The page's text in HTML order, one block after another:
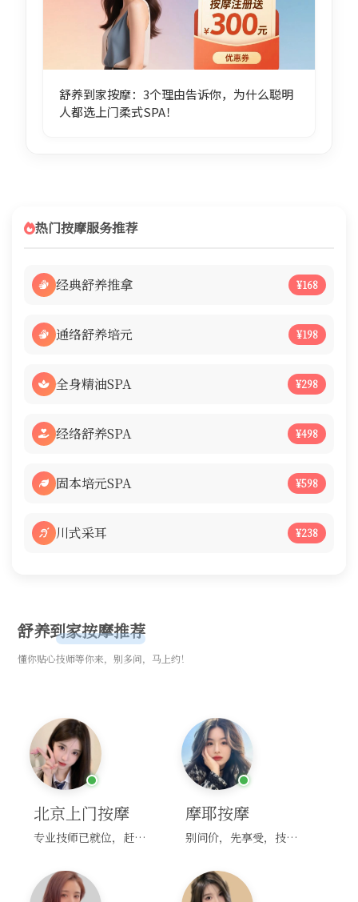
舒养到家按摩：3个理由告诉你，为什么聪明
人都选上门柔式SPA！
热门按摩服务推荐
经典舒养推拿 ¥168
通络舒养培元 ¥198
全身精油SPA ¥298
经络舒养SPA ¥498
固本培元SPA ¥598
川式采耳 ¥238
舒养到家按摩推荐
懂你贴心技师等你来，别多问，马上约！
北京上门按摩
专业技师已就位，赶紧下单！
摩耶按摩
别问价，先享受，技师马上到！